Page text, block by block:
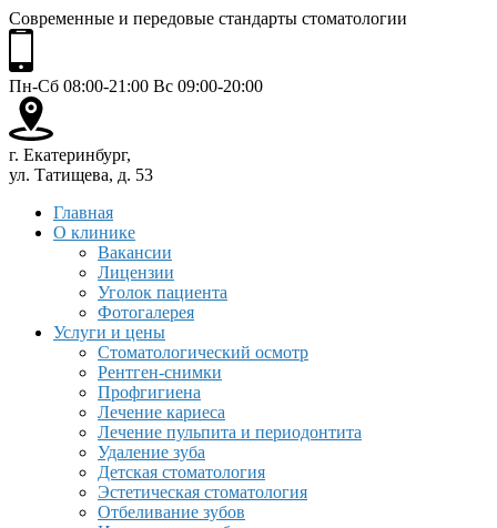
Современные и передовые стандарты стоматологии
Пн-Сб 08:00-21:00 Вс 09:00-20:00
г. Екатеринбург,
ул. Татищева, д. 53
Главная
О клинике
Вакансии
Лицензии
Уголок пациента
Фотогалерея
Услуги и цены
Стоматологический осмотр
Рентген-снимки
Профгигиена
Лечение кариеса
Лечение пульпита и периодонтита
Удаление зуба
Детская стоматология
Эстетическая стоматология
Отбеливание зубов